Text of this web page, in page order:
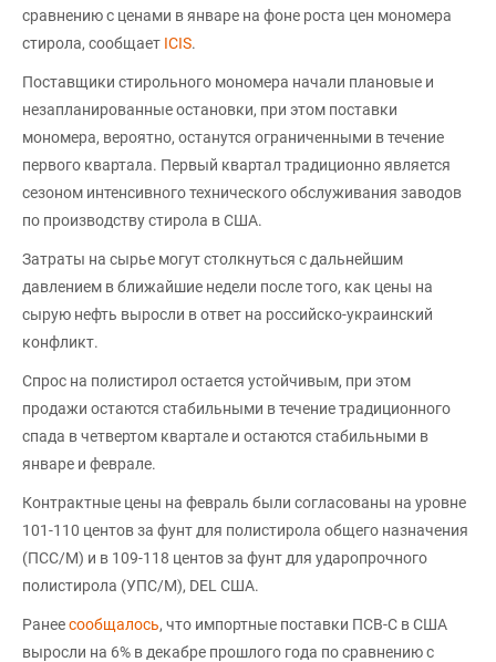
сравнению с ценами в январе на фоне роста цен мономера
стирола, сообщает ICIS.
Поставщики стирольного мономера начали плановые и
незапланированные остановки, при этом поставки
мономера, вероятно, останутся ограниченными в течение
первого квартала. Первый квартал традиционно является
сезоном интенсивного технического обслуживания заводов
по производству стирола в США.
Затраты на сырье могут столкнуться с дальнейшим
давлением в ближайшие недели после того, как цены на
сырую нефть выросли в ответ на российско-украинский
конфликт.
Спрос на полистирол остается устойчивым, при этом
продажи остаются стабильными в течение традиционного
спада в четвертом квартале и остаются стабильными в
январе и феврале.
Контрактные цены на февраль были согласованы на уровне
101-110 центов за фунт для полистирола общего назначения
(ПСС/М) и в 109-118 центов за фунт для ударопрочного
полистирола (УПС/М), DEL США.
Ранеесообщалось, что импортные поставки ПСВ-С в США
выросли на 6% в декабре прошлого года по сравнению с